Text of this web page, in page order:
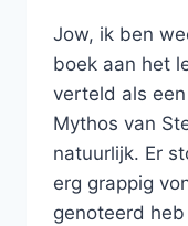
Jow, ik ben
boek aan het
verteld als
Mythos van
natuurlijk. Er
erg grappig
genoteerd